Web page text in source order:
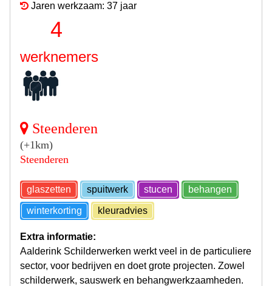
Jaren werkzaam: 37 jaar
4
werknemers
Steenderen
(+1km)
Steenderen
glaszetten spuitwerk stucen behangen
winterkorting kleuradvies
Extra informatie:
Aalderink Schilderwerken werkt veel in de particuliere
sector, voor bedrijven en doet grote projecten. Zowel
schilderwerk, sauswerk en behangwerkzaamheden.